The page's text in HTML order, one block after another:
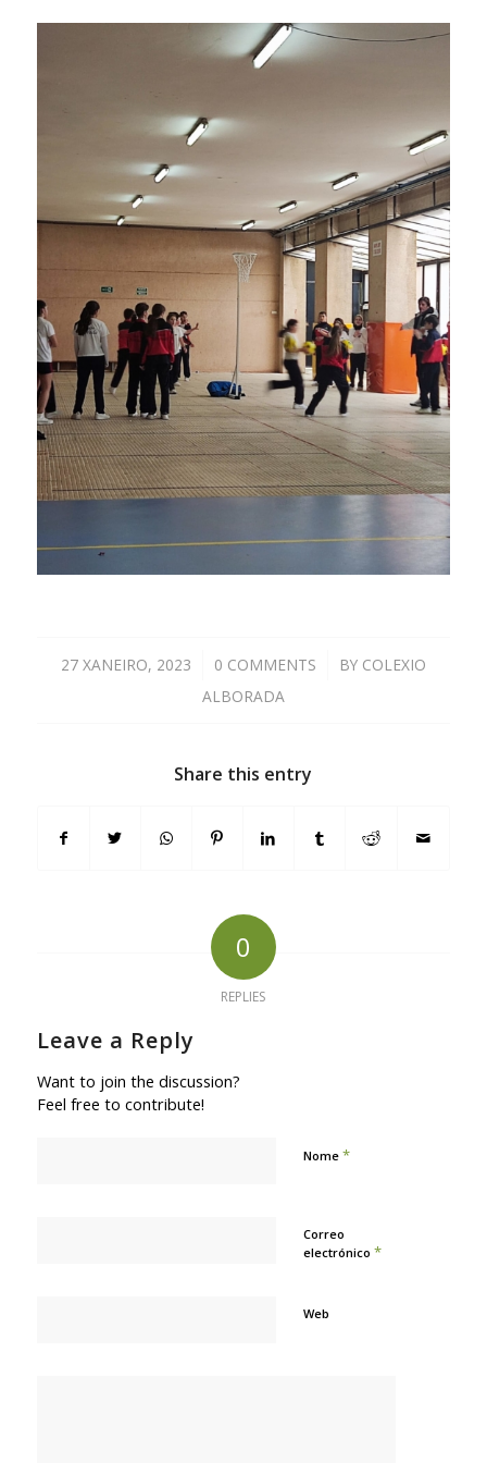
27 XANEIRO, 2023
/ 0 COMMENTS
/ BY COLEXIO
ALBORADA
Share this entry
0
REPLIES
Leave a Reply
Want to join the discussion?
Feel free to contribute!
Nome *
Correo
electrónico *
Web